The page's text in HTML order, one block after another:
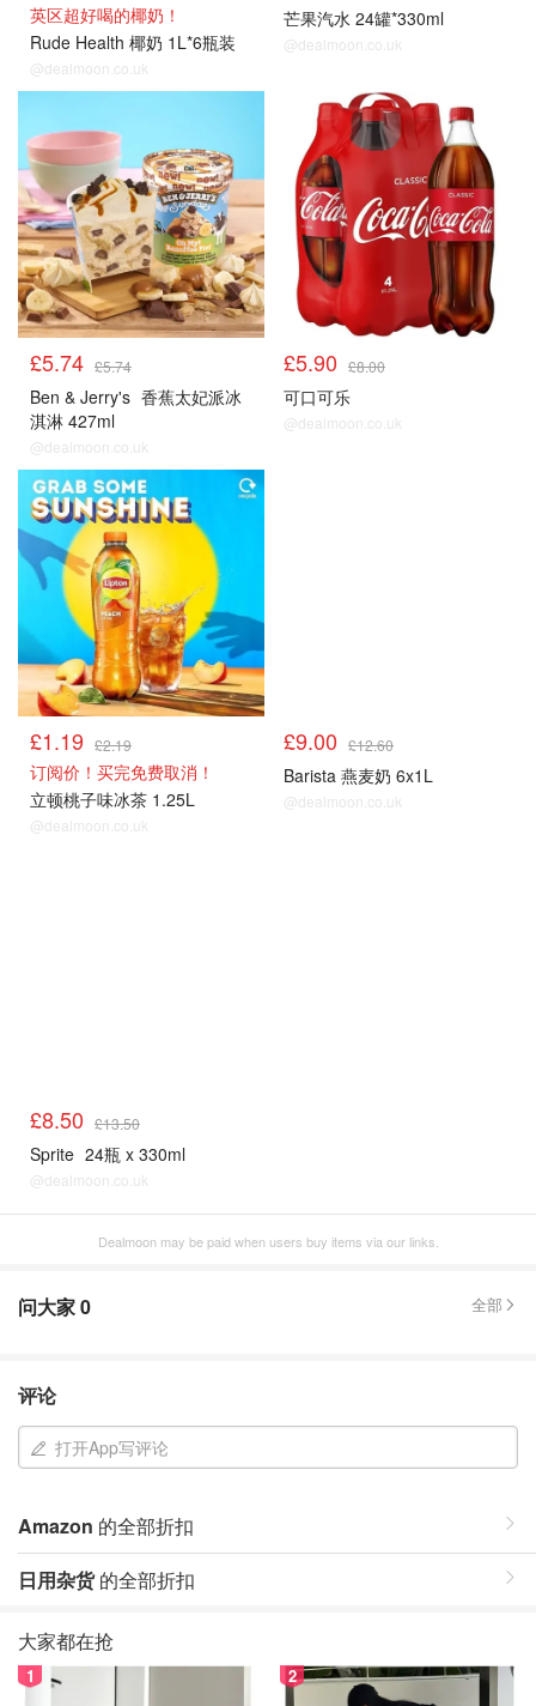
英区超好喝的椰奶！
Rude Health 椰奶 1L*6瓶装
@dealmoon.co.uk
芒果汽水 24罐*330ml
@dealmoon.co.uk
£5.74 £5.74
Ben & Jerry's 香蕉太妃派冰
淇淋 427ml
@dealmoon.co.uk
冰饮雪糕
£5.90 £8.00
可口可乐
@dealmoon.co.uk
冰饮雪糕
£1.19 £2.19
订阅价！买完免费取消！
立顿桃子味冰茶 1.25L
@dealmoon.co.uk
£9.00 £12.60
Barista 燕麦奶 6x1L
@dealmoon.co.uk
£8.50 £13.50
Sprite 24瓶 x 330ml
@dealmoon.co.uk
Dealmoon may be paid when users buy items via our links.
问大家0 全部
评论
打开App写评论
Amazon 的全部折扣
日用杂货的全部折扣
大家都在抢
1 2